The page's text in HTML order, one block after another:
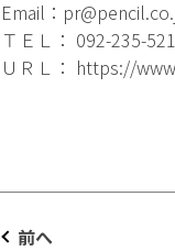
Email：
ＴＥＬ： 092-235-
ＵＲＬ： https://
前へ